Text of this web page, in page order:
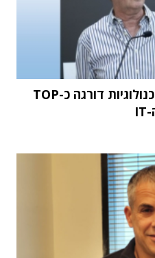
מחקר STKI השנתי: וואן טכנולוגיות דורגה כ-TOP